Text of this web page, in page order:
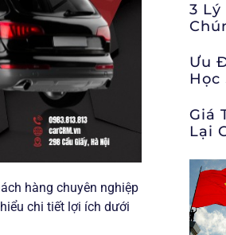
hàng chuyên nghiệp
chi tiết lợi ích dưới
3 Lý
Ưu
Học
Giá
Lại